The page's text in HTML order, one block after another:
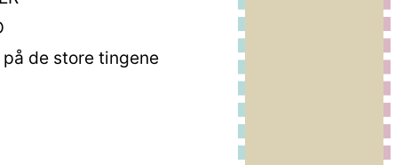
på de store tingene